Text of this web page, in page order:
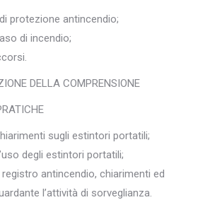
protezione antincendio;
di incendio;
DELLA COMPRENSIONE
sugli estintori portatili;
degli estintori portatili;
antincendio, chiarimenti ed
l’attività di sorveglianza.